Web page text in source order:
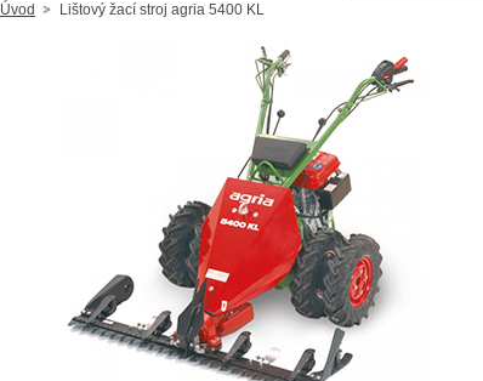
Úvod Lištový žací stroj agria 5400 KL